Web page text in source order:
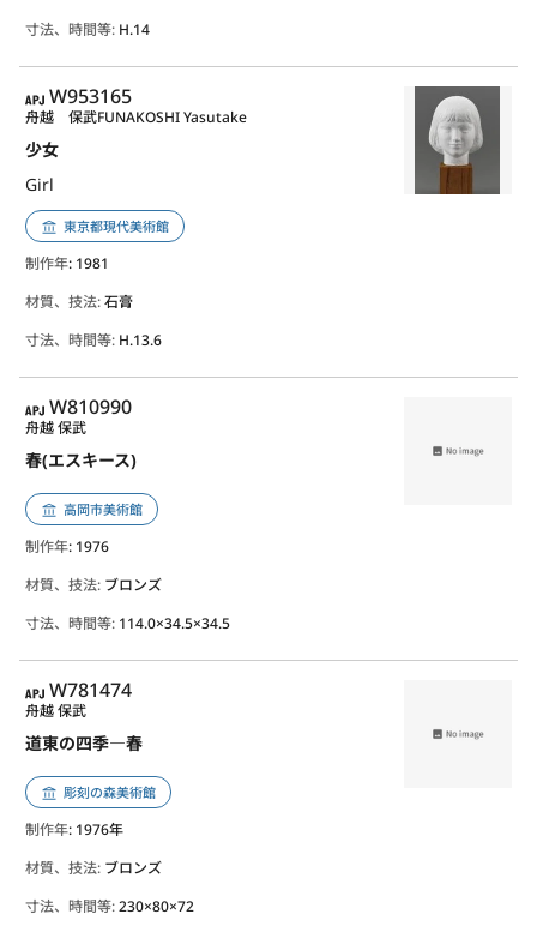
寸法、時間等: H.14
APJ
W953165
少女
Girl
舟越 保武FUNAKOSHI Yasutake
東京都現代美術館
制作年: 1981
材質、技法:石膏
寸法、時間等: H.13.6
APJ
W810990
春(エスキース)
舟越 保武
高岡市美術館
制作年: 1976
材質、技法: ブロンズ
寸法、時間等: 114.0×34.5×34.5
APJ
W781474
道東の四季―春
舟越 保武
彫刻の森美術館
制作年: 1976年
材質、技法: ブロンズ
寸法、時間等:230×80×72